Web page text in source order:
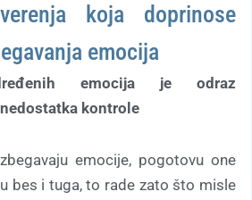
koja doprinose
emocija
emocija je odraz
kontrole
emocije, pogotovu one
bes i tuga, to rade zato što misle